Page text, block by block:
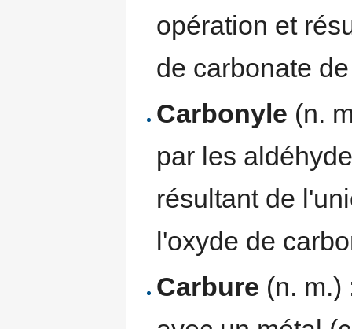
opération et
de carbonate
Carbonyle (n.
par les
résultant de
l'oxyde de
Carbure (n. m.)